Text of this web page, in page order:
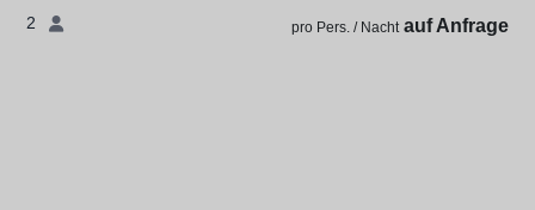
2 pro Pers. / Nacht auf Anfrage